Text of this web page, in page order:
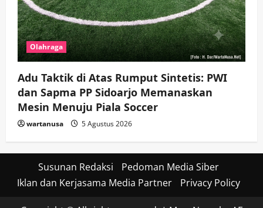
Olahraga
Adu Taktik di Atas Rumput Sintetis: PWI
dan Sapma PP Sidoarjo Memanaskan
Mesin Menuju Piala Soccer
wartanusa 5 Agustus 2026
Susunan Redaksi
Pedoman Media Siber
Iklan dan Kerjasama Media Partner
Privacy Policy